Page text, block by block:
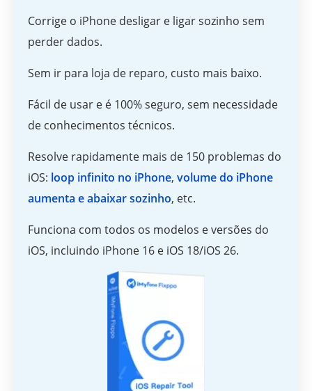
Corrige o iPhone desligar e ligar sozinho sem
perder dados.
Sem ir para loja de reparo, custo mais baixo.
Fácil de usar e é 100% seguro, sem necessidade
de conhecimentos técnicos.
Resolve rapidamente mais de 150 problemas do
iOS: loop infinito no iPhone, volume do iPhone
aumenta e abaixar sozinho, etc.
Funciona com todos os modelos e versões do
iOS, incluindo iPhone 16 e iOS 18/iOS 26.